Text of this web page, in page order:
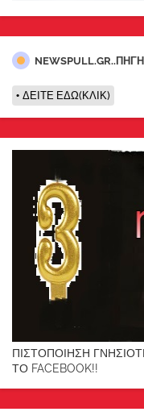
ΔΕΙΤΕ ΕΔΩ(ΚΛΙΚ)
ΠΙΣΤΟΠΟΙΗΣΗ
ΤΟ FACEBOOK!!